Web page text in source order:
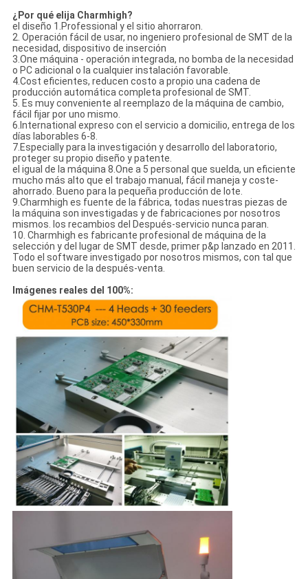
¿Por qué elija Charmhigh?
el diseño 1.Professional y el sitio ahorraron.
2. Operación fácil de usar, no ingeniero profesional de SMT de la
necesidad, dispositivo de inserción
3.One máquina - operación integrada, no bomba de la necesidad
o PC adicional o la cualquier instalación favorable.
4.Cost eficientes, reducen costo a propio una cadena de
producción automática completa profesional de SMT.
5. Es muy conveniente al reemplazo de la máquina de cambio,
fácil fijar por uno mismo.
6.International expreso con el servicio a domicilio, entrega de los
días laborables 6-8.
7.Especially para la investigación y desarrollo del laboratorio,
proteger su propio diseño y patente.
el igual de la máquina 8.One a 5 personal que suelda, un eficiente
mucho más alto que el trabajo manual, fácil maneja y coste-
ahorrado. Bueno para la pequeña producción de lote.
9.Charmhigh es fuente de la fábrica, todas nuestras piezas de
la máquina son investigadas y de fabricaciones por nosotros
mismos. los recambios del Después-servicio nunca paran.
10. Charmhigh es fabricante profesional de máquina de la
selección y del lugar de SMT desde, primer p&p lanzado en 2011.
Todo el software investigado por nosotros mismos, con tal que
buen servicio de la después-venta.
Imágenes reales del 100%: